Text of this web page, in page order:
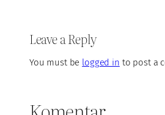
Leave a Reply
You must be logged in to post a